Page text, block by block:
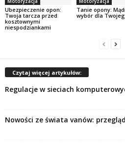
Ubezpieczenie opon:
Twoja tarcza przed
kosztownymi
niespodziankami
Tanie opony:
wybór dla
Czytaj więcej artykułów:
Regulacje w sieciach
Nowości ze świata vanów: